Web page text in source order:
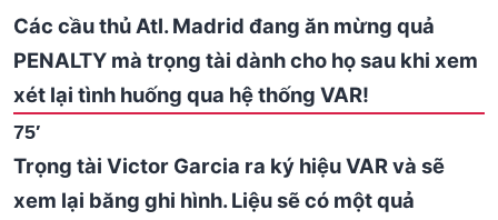
Các cầu thủ Atl. Madrid đang ăn mừng quả
PENALTY mà trọng tài dành cho họ sau khi xem
xét lại tình huống qua hệ thống VAR!
75′
Trọng tài Victor Garcia ra ký hiệu VAR và sẽ
xem lại băng ghi hình. Liệu sẽ có một quả